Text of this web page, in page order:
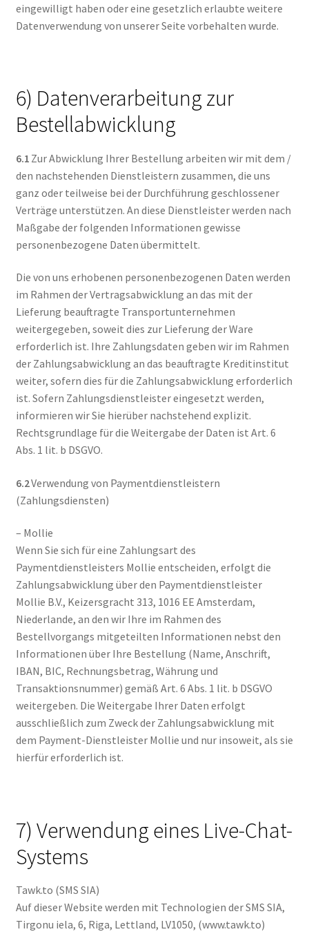
eingewilligt haben oder eine gesetzlich erlaubte weitere
Datenverwendung von unserer Seite vorbehalten wurde.
6) Datenverarbeitung zur
Bestellabwicklung
6.1 Zur Abwicklung Ihrer Bestellung arbeiten wir mit dem /
den nachstehenden Dienstleistern zusammen, die uns
ganz oder teilweise bei der Durchführung geschlossener
Verträge unterstützen. An diese Dienstleister werden nach
Maßgabe der folgenden Informationen gewisse
personenbezogene Daten übermittelt.
Die von uns erhobenen personenbezogenen Daten werden
im Rahmen der Vertragsabwicklung an das mit der
Lieferung beauftragte Transportunternehmen
weitergegeben, soweit dies zur Lieferung der Ware
erforderlich ist. Ihre Zahlungsdaten geben wir im Rahmen
der Zahlungsabwicklung an das beauftragte Kreditinstitut
weiter, sofern dies für die Zahlungsabwicklung erforderlich
ist. Sofern Zahlungsdienstleister eingesetzt werden,
informieren wir Sie hierüber nachstehend explizit.
Rechtsgrundlage für die Weitergabe der Daten ist Art. 6
Abs. 1 lit. b DSGVO.
6.2Verwendung von Paymentdienstleistern
(Zahlungsdiensten)
– Mollie
Wenn Sie sich für eine Zahlungsart des
Paymentdienstleisters Mollie entscheiden, erfolgt die
Zahlungsabwicklung über den Paymentdienstleister
Mollie B.V., Keizersgracht 313, 1016 EE Amsterdam,
Niederlande, an den wir Ihre im Rahmen des
Bestellvorgangs mitgeteilten Informationen nebst den
Informationen über Ihre Bestellung (Name, Anschrift,
IBAN, BIC, Rechnungsbetrag, Währung und
Transaktionsnummer) gemäß Art. 6 Abs. 1 lit. b DSGVO
weitergeben. Die Weitergabe Ihrer Daten erfolgt
ausschließlich zum Zweck der Zahlungsabwicklung mit
dem Payment-Dienstleister Mollie und nur insoweit, als sie
hierfür erforderlich ist.
7) Verwendung eines Live-Chat-
Systems
Tawk.to (SMS SIA)
Auf dieser Website werden mit Technologien der SMS SIA,
Tirgonu iela, 6, Riga, Lettland, LV1050, (www.tawk.to)